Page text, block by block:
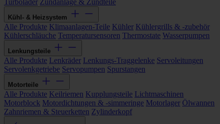
Kühl- & Heizsystem
Alle Produkte Klimaanlagen-Teile Kühler Kühlergrills & -zubehör
Kühlerschläuche Temperatursensoren Thermostate Wasserpumpen
Lenkungsteile
Alle Produkte Lenkräder Lenkungs-Traggelenke Servoleitungen
Servolenkgetriebe Servopumpen Spurstangen
Motorteile
Alle Produkte Keilriemen Kupplungsteile Lichtmaschinen
Motorblock Motordichtungen & -simmeringe Motorlager Ölwannen
Zahnriemen & Steuerketten Zylinderkopf